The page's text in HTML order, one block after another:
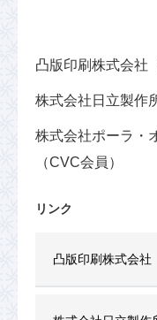
凸版印刷株式会社
株式会社日立製作
株式会社ポーラ・
（CVC会員）
リンク
凸版印刷株式会社